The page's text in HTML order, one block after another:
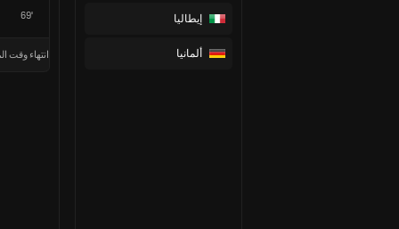
إيطاليا
ألمانيا
69'
انتهاء وقت